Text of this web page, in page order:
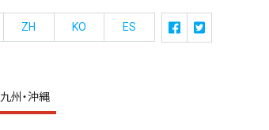
九州・沖縄
ZH KO ES